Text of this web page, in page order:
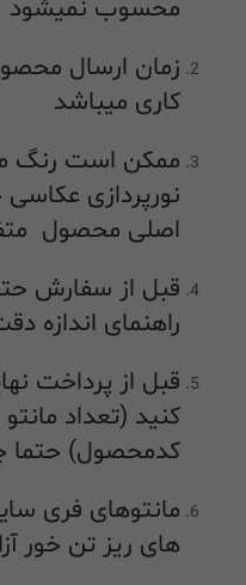
محسوب نمیشود
کاری میباشد
ممکن است رنگ
نورپردازی
اصلی محصول
قبل از سفارش
راهنمای اندازه
قبل از پرداخت
کنید (تعداد
کدمحصول) حتما
مانتوهای فری
های ریز تن خور